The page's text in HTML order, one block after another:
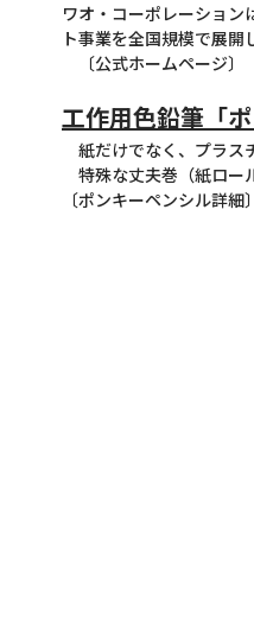
ワオ・コーポレーショ
ト事業を全国規模で展開
〔公式ホームページ〕
工作用色鉛筆「
紙だけでなく、プラス
特殊な丈夫巻（紙ロー
〔ポンキーペンシル詳細